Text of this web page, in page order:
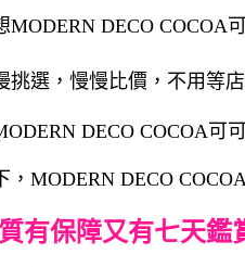
MODERN DECO
挑選，慢慢比價，不用等
DECO COCOA可
MODERN DECO
有保障又有七天鑑